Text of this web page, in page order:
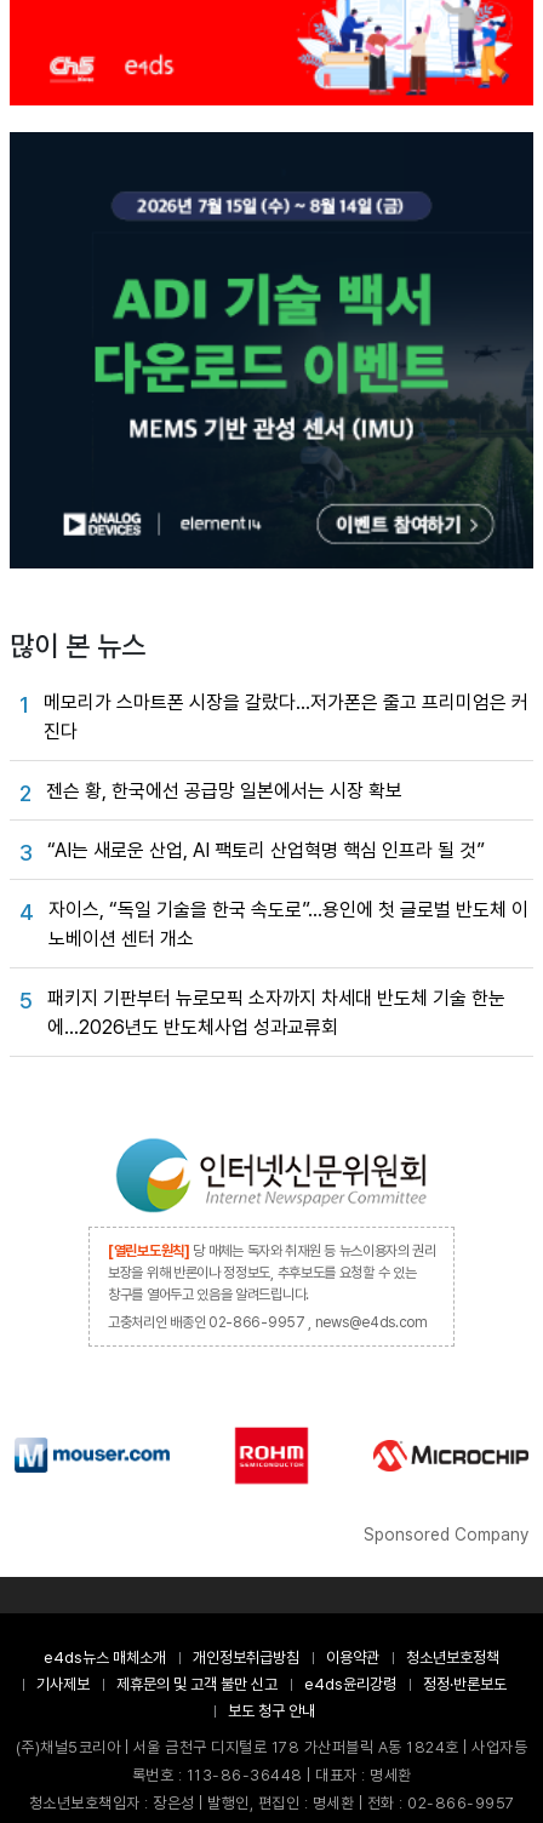
많이 본 뉴스
1
메모리가 스마트폰 시장을 갈랐다…저가폰은 줄고 프리미엄은 커
진다
2 젠슨 황, 한국에선 공급망 일본에서는 시장 확보
3 “AI는 새로운 산업, AI 팩토리 산업혁명 핵심 인프라 될 것”
4
자이스, “독일 기술을 한국 속도로”…용인에 첫 글로벌 반도체 이
노베이션 센터 개소
5
패키지 기판부터 뉴로모픽 소자까지 차세대 반도체 기술 한눈
에…2026년도 반도체사업 성과교류회
[열린보도원칙] 당 매체는 독자와 취재원 등 뉴스이용자의 권리
보장을 위해 반론이나 정정보도, 추후보도를 요청할 수 있는
창구를 열어두고 있음을 알려드립니다.
고충처리인 배종인 02-866-9957 , news@e4ds.com
Sponsored Company
e4ds뉴스 매체소개 개인정보취급방침 이용약관
청소년보호정책
기사제보
제휴문의 및 고객 불만 신고 e4ds윤리강령
정정·반론보도
보도 청구 안내
(주)채널5코리아 | 서울 금천구 디지털로 178 가산퍼블릭 A동 1824호 | 사업자등
록번호 : 113-86-36448 | 대표자 : 명세환
청소년보호책임자 : 장은성 | 발행인, 편집인 : 명세환 | 전화 : 02-866-9957